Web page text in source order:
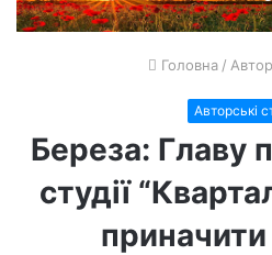
Головна /
Авторські
Береза: Главу
студії